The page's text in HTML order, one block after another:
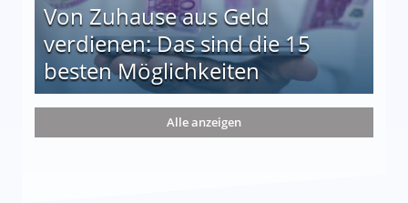
Von Zuhause aus Geld
verdienen: Das sind die 15
besten Möglichkeiten
die 15 besten Möglichkeiten
Alle anzeigen